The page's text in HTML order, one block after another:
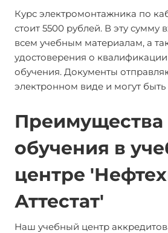
Курс электромонтажника по
стоит 5500 рублей. В эту сумму
всем учебным материалам, а
удостоверения о
обучения. Документы
электронном виде и могут
Преимущества
обучения в
центре
Аттестат'
Наш учебный центр